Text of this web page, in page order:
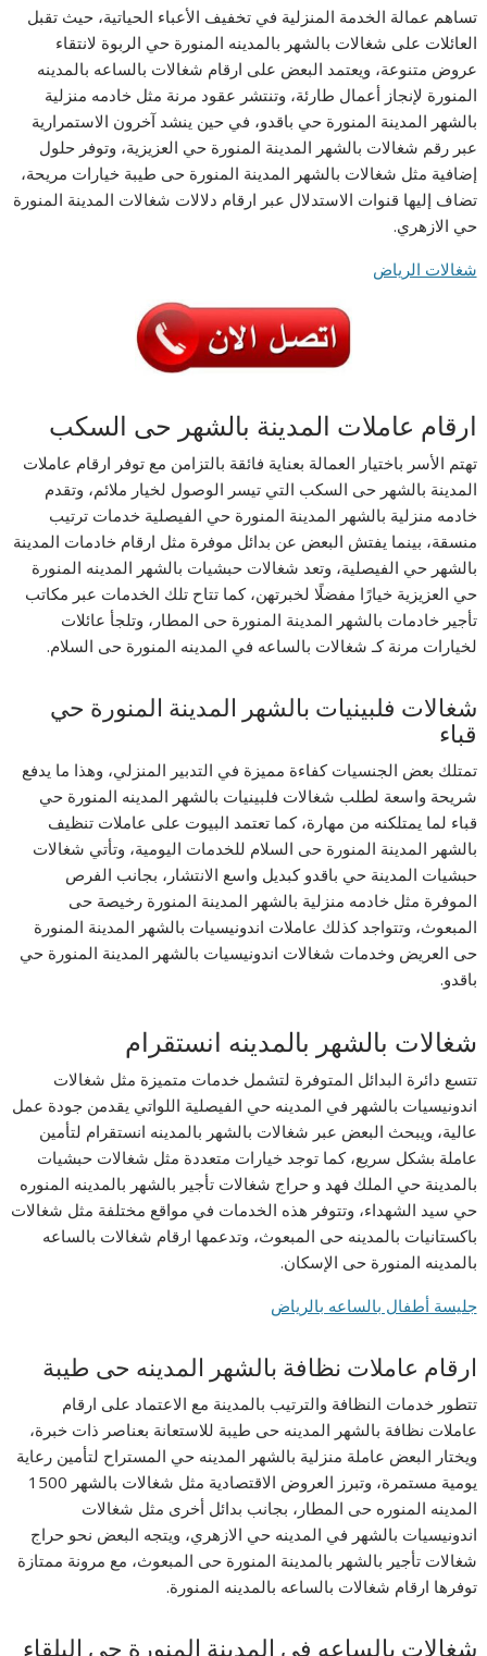
تساهم عمالة الخدمة المنزلية في تخفيف الأعباء الحياتية، حيث تقبل
العائلات على شغالات بالشهر بالمدينه المنورة حي الربوة لانتقاء
عروض متنوعة، ويعتمد البعض على ارقام شغالات بالساعه بالمدينه
المنورة لإنجاز أعمال طارئة، وتنتشر عقود مرنة مثل خادمه منزلية
بالشهر المدينة المنورة حي باقدو، في حين ينشد آخرون الاستمرارية
عبر رقم شغالات بالشهر المدينة المنورة حي العزيزية، وتوفر حلول
إضافية مثل شغالات بالشهر المدينة المنورة حى طيبة خيارات مريحة،
تضاف إليها قنوات الاستدلال عبر ارقام دلالات شغالات المدينة المنورة
حي الازهري.
شغالات الرياض
ارقام عاملات المدينة بالشهر حى السكب
تهتم الأسر باختيار العمالة بعناية فائقة بالتزامن مع توفر ارقام عاملات
المدينة بالشهر حى السكب التي تيسر الوصول لخيار ملائم، وتقدم
خادمه منزلية بالشهر المدينة المنورة حي الفيصلية خدمات ترتيب
منسقة، بينما يفتش البعض عن بدائل موفرة مثل ارقام خادمات المدينة
بالشهر حي الفيصلية، وتعد شغالات حبشيات بالشهر المدينه المنورة
حي العزيزية خيارًا مفضلًا لخبرتهن، كما تتاح تلك الخدمات عبر مكاتب
تأجير خادمات بالشهر المدينة المنورة حى المطار، وتلجأ عائلات
لخيارات مرنة كـ شغالات بالساعه في المدينه المنورة حى السلام.
شغالات فلبينيات بالشهر المدينة المنورة حي
قباء
تمتلك بعض الجنسيات كفاءة مميزة في التدبير المنزلي، وهذا ما يدفع
شريحة واسعة لطلب شغالات فلبينيات بالشهر المدينه المنورة حي
قباء لما يمتلكنه من مهارة، كما تعتمد البيوت على عاملات تنظيف
بالشهر المدينة المنورة حى السلام للخدمات اليومية، وتأتي شغالات
حبشيات المدينة حي باقدو كبديل واسع الانتشار، بجانب الفرص
الموفرة مثل خادمه منزلية بالشهر المدينة المنورة رخيصة حى
المبعوث، وتتواجد كذلك عاملات اندونيسيات بالشهر المدينة المنورة
حى العريض وخدمات شغالات اندونيسيات بالشهر المدينة المنورة حي
باقدو.
شغالات بالشهر بالمدينه انستقرام
تتسع دائرة البدائل المتوفرة لتشمل خدمات متميزة مثل شغالات
اندونيسيات بالشهر في المدينه حي الفيصلية اللواتي يقدمن جودة عمل
عالية، ويبحث البعض عبر شغالات بالشهر بالمدينه انستقرام لتأمين
عاملة بشكل سريع، كما توجد خيارات متعددة مثل شغالات حبشيات
بالمدينة حي الملك فهد و حراج شغالات تأجير بالشهر بالمدينه المنوره
حي سيد الشهداء، وتتوفر هذه الخدمات في مواقع مختلفة مثل شغالات
باكستانيات بالمدينه حى المبعوث، وتدعمها ارقام شغالات بالساعه
بالمدينه المنورة حى الإسكان.
جليسة أطفال بالساعه بالرياض
ارقام عاملات نظافة بالشهر المدينه حى طيبة
تتطور خدمات النظافة والترتيب بالمدينة مع الاعتماد على ارقام
عاملات نظافة بالشهر المدينه حى طيبة للاستعانة بعناصر ذات خبرة،
ويختار البعض عاملة منزلية بالشهر المدينه حي المستراح لتأمين رعاية
يومية مستمرة، وتبرز العروض الاقتصادية مثل شغالات بالشهر 1500
المدينه المنوره حى المطار، بجانب بدائل أخرى مثل شغالات
اندونيسيات بالشهر في المدينه حي الازهري، ويتجه البعض نحو حراج
شغالات تأجير بالشهر بالمدينة المنورة حى المبعوث، مع مرونة ممتازة
توفرها ارقام شغالات بالساعه بالمدينه المنورة.
شغالات بالساعه في المدينة المنورة حى البلقاء